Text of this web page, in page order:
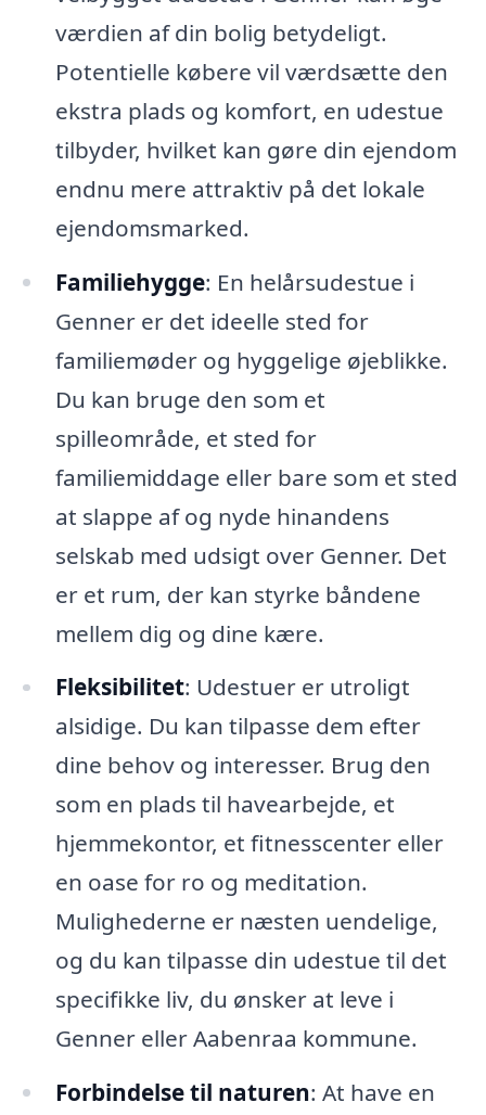
værdien af din bolig betydeligt.
Potentielle købere vil værdsætte den
ekstra plads og komfort, en udestue
tilbyder, hvilket kan gøre din ejendom
endnu mere attraktiv på det lokale
ejendomsmarked.
Familiehygge: En helårsudestue i
Genner er det ideelle sted for
familiemøder og hyggelige øjeblikke.
Du kan bruge den som et
spilleområde, et sted for
familiemiddage eller bare som et sted
at slappe af og nyde hinandens
selskab med udsigt over Genner. Det
er et rum, der kan styrke båndene
mellem dig og dine kære.
Fleksibilitet: Udestuer er utroligt
alsidige. Du kan tilpasse dem efter
dine behov og interesser. Brug den
som en plads til havearbejde, et
hjemmekontor, et fitnesscenter eller
en oase for ro og meditation.
Mulighederne er næsten uendelige,
og du kan tilpasse din udestue til det
specifikke liv, du ønsker at leve i
Genner eller Aabenraa kommune.
Forbindelse til naturen: At have en